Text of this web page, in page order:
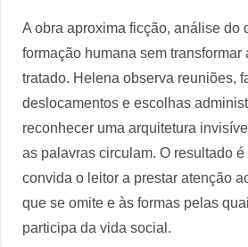
A obra aproxima ficção, análise do
formação humana sem transformar
tratado. Helena observa reuniões,
deslocamentos e escolhas
reconhecer uma arquitetura
as palavras circulam. O resultado
convida o leitor a prestar atenção
que se omite e às formas pelas
participa da vida social.